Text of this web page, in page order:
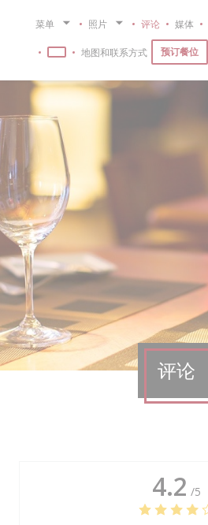
菜单 照片 评论 媒体
((在新窗口中打开))
地图和联系方式 预订餐位
评论
4.2 /5